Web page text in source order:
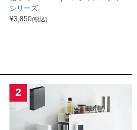
シリーズ
¥3,850(税込)
2